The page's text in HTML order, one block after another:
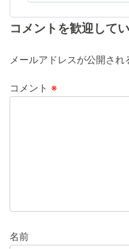
コメントを歓迎して
メールアドレスが公開され
コメント ※
名前